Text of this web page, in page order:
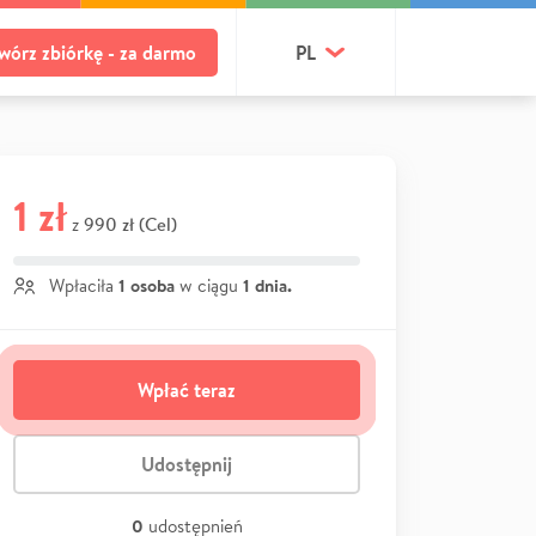
zbiórkę - za darmo PL
1 zł z 990 zł (Cel)
Wpłaciła 1 osoba w ciągu 1 dnia.
Wpłać teraz
Udostępnij
0 udostępnień